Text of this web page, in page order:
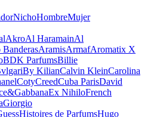
NichoHombreMujer
AkroAl HaramainAl
AramisArmafAromatix X
BDK ParfumsBillie
By KilianCalvin KleinCarolina
CotyCreedCuba ParisDavid
Ex NihiloFrench
Giorgio
Histoires de ParfumsHugo